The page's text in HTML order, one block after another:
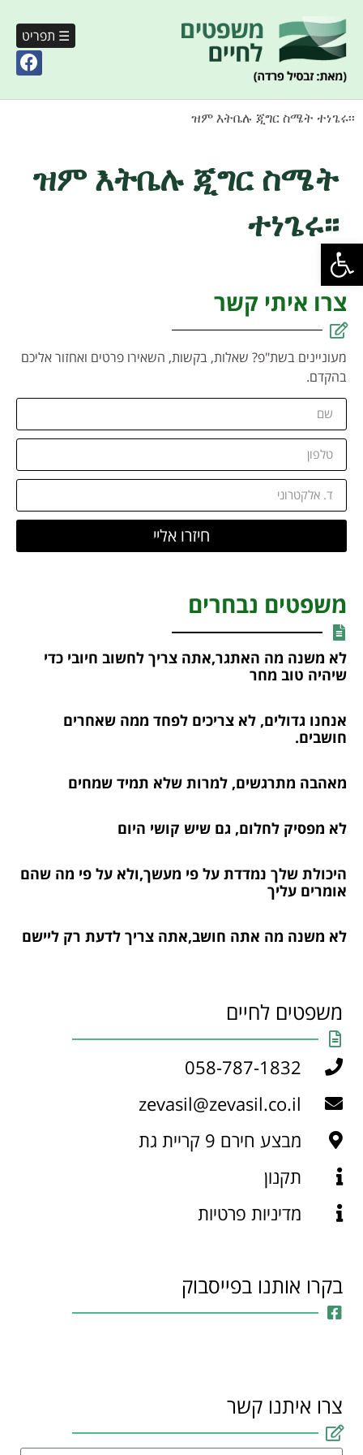
פתח סרגל נגישות
☰ תפריט
ዝም እትቤሉ ጂግር ስሜት ተነጌሩ፡፡
ዝም እትቤሉ ጂግር ስሜት
ተነጌሩ፡፡
צרו איתי קשר
מעוניינים בשת"פ? שאלות, בקשות, השאירו פרטים ואחזור אליכם
בהקדם.
חיזרו אליי
משפטים נבחרים
לא משנה מה האתגר,אתה צריך לחשוב חיובי כדי
שיהיה טוב מחר
אנחנו גדולים, לא צריכים לפחד ממה שאחרים
חושבים.
מאהבה מתרגשים, למרות שלא תמיד שמחים
לא מפסיק לחלום, גם שיש קושי היום
היכולת שלך נמדדת על פי מעשך,ולא על פי מה שהם
אומרים עליך
לא משנה מה אתה חושב,אתה צריך לדעת רק ליישם
משפטים לחיים
058-787-1832
zevasil@zevasil.co.il
מבצע חירם 9 קריית גת
תקנון
מדיניות פרטיות
בקרו אותנו בפייסבוק
צרו איתנו קשר